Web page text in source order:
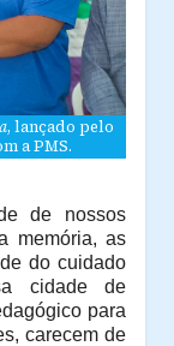
, lançado pelo
a PMS.
de nossos
memória, as
do cuidado
cidade de
para
carecem de